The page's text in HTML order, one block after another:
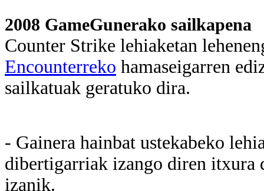
2008 GameGunerako sailkapena
Counter Strike lehiaketan
Encounterreko hamaseigarren
sailkatuak geratuko dira.
- Gainera hainbat ustekabeko
dibertigarriak izango diren itxura
izanik.